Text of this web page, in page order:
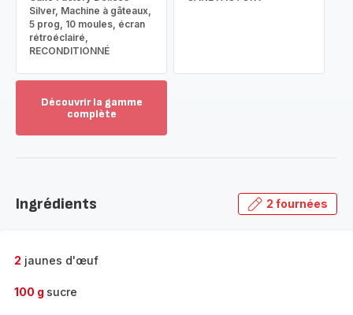
Silver, Machine à gâteaux,
5 prog, 10 moules, écran
rétroéclairé,
RECONDITIONNÉ
Découvrir la gamme
complète
gamme
Ingrédients 2 fournées
2 jaunes d'œuf
100 g sucre